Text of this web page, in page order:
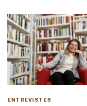
ENTREVISTES